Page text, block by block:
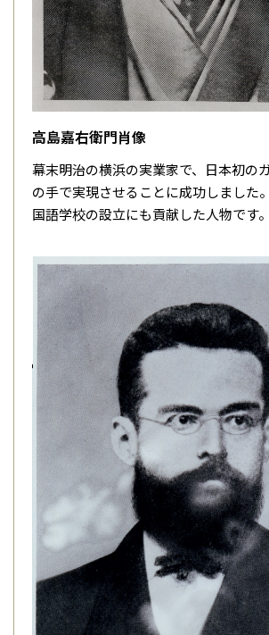
高島嘉右衛門肖像
幕末明治の横浜の実業家で、日本初の
の手で実現させることに成功しました
国語学校の設立にも貢献した人物です。